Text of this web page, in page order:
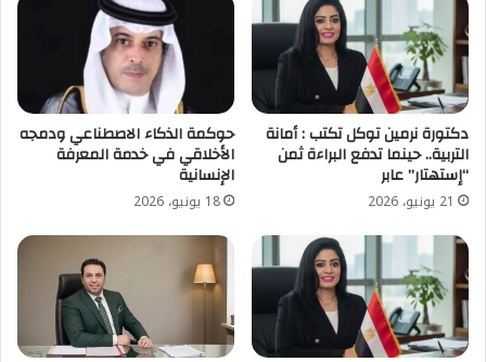
دكتورة نرمين توكل تكتب : ​أمانة
التربية.. حينما تدفع البراءة ثمن
“إستهتار” عابر
21 يونيو، 2026
حوكمة الذكاء الاصطناعي ودمجه
الأخلاقي في خدمة المعرفة
الإنسانية
18 يونيو، 2026